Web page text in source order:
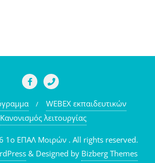
WEBEX εκπαιδευτικών
Κανονισμός λειτουργίας
1o ΕΠΑΛ Μοιρών . All rights reserved.
& Designed by Bizberg Themes